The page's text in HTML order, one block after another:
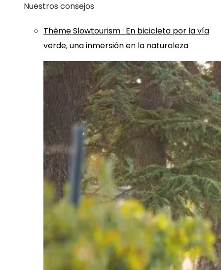
Nuestros consejos
ThèmeSlowtourism: En bicicleta por la vía
verde, una inmersión en la naturaleza